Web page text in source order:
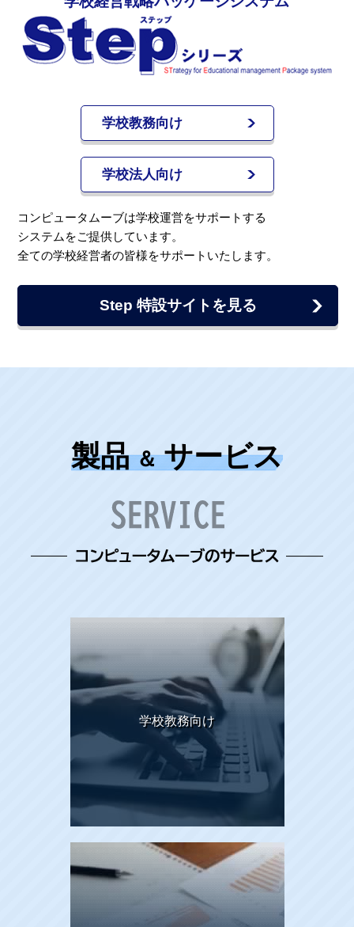
学校教務向け
学校法人向け
コンピュータムーブは学校運営をサポートする
システムをご提供しています。
全ての学校経営者の皆様をサポートいたします。
Step 特設サイトを見る
製品＆サービス
学校教務向け